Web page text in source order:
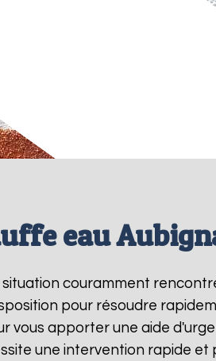
eau
couramment
pour résoudre
vous apporter une aide
une intervention rapide et